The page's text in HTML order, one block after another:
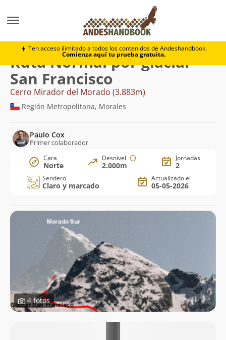
Ten acceso ilimitado a todos los contenidos de Andeshandbook.
Comienza aquí tu prueba gratuita.
Cerro Mirador del Morado
Ruta Normal por glaciar
San Francisco
Cerro Mirador del Morado (3.883m)
Región Metropolitana, Morales
Paulo Cox
Primer colaborador
Cara
Norte
Desnivel
2.000m
Jornadas
2
Sendero
Claro y marcado
Actualizado el
05-05-2026
4 fotos